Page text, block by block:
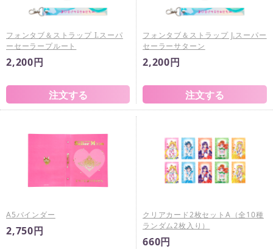
フォンタブ＆ストラップ I.スーパ
ーセーラープルート
2,200円
フォンタブ＆ストラップ J.スーパー
セーラーサターン
2,200円
A5バインダー
2,750円
クリアカード2枚セットA（全10種
ランダム2枚入り）
660円